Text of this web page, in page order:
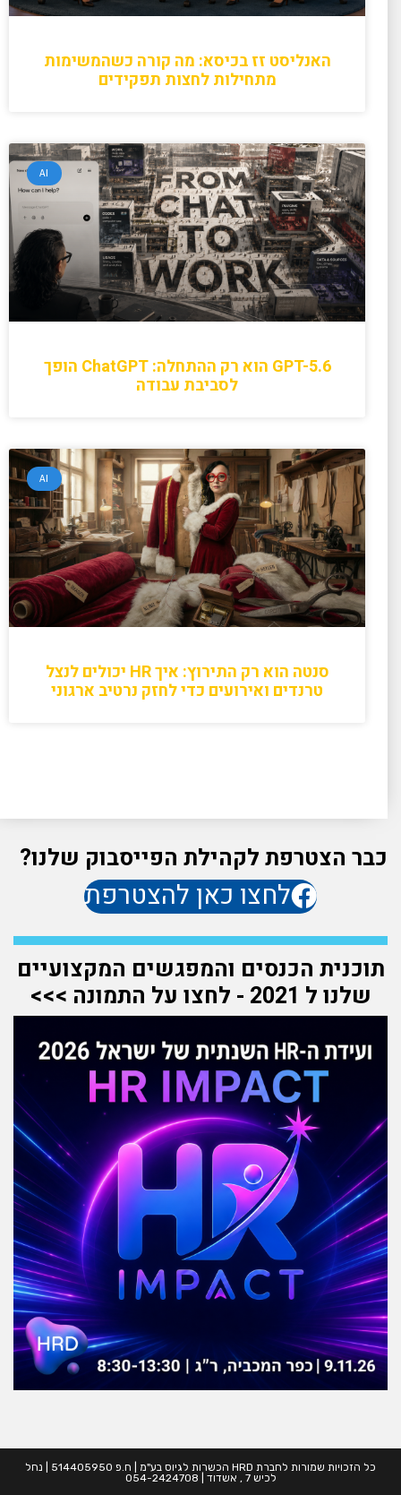
האנליסט זז בכיסא: מה קורה כשהמשימות
מתחילות לחצות תפקידים
AI
GPT-5.6 הוא רק ההתחלה: ChatGPT הופך
לסביבת עבודה
AI
סנטה הוא רק התירוץ: איך HR יכולים לנצל
טרנדים ואירועים כדי לחזק נרטיב ארגוני
כבר הצטרפת לקהילת הפייסבוק שלנו?
לחצו כאן להצטרפת
תוכנית הכנסים והמפגשים המקצועיים
שלנו ל 2021 - לחצו על התמונה >>>
כל הזכויות שמורות לחברת HRD הכשרות לגיוס בע"מ | ח.פ 514405950 | נחל
לכיש 7 , אשדוד | 054-2424708